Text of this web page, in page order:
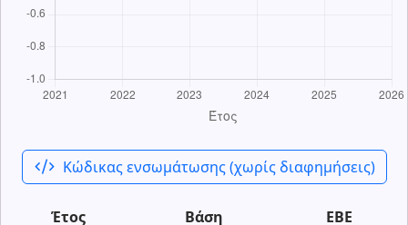
code_xml Κώδικας ενσωμάτωσης (χωρίς διαφημήσεις)
Έτος Βάση
ΕΒΕ